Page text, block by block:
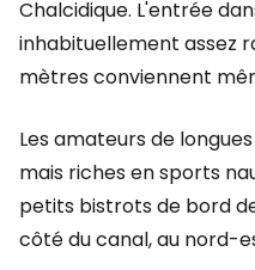
Chalcidique. L'entrée
inhabituellement assez
mètres conviennent
Les amateurs de
mais riches en sports
petits bistrots de bord
côté du canal, au nord-